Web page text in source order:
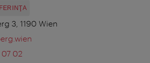
3, 1190 Wien
07 02